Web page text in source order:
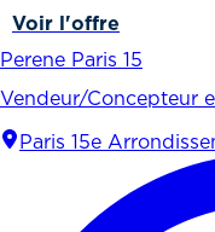
Voir l'offre
Perene Paris 15
Vendeur/Concepteur
Paris 15e